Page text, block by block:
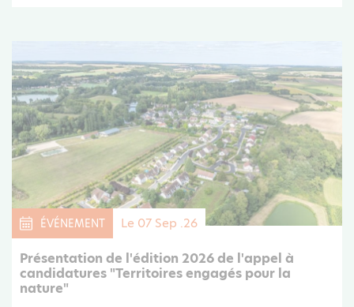
ÉVÉNEMENT Le 07 Sep .26
Présentation de l'édition 2026 de l'appel à
candidatures "Territoires engagés pour la
nature"